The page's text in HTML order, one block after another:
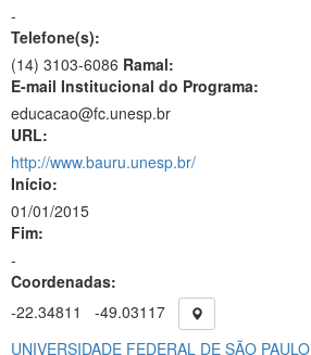
-
Telefone(s):
(14) 3103-6086 Ramal:
E-mail Institucional do Programa:
educacao@fc.unesp.br
URL:
http://www.bauru.unesp.br/
Início:
01/01/2015
Fim:
-
Coordenadas:
-22.34811
-49.03117
UNIVERSIDADE FEDERAL DE SÃO PAULO